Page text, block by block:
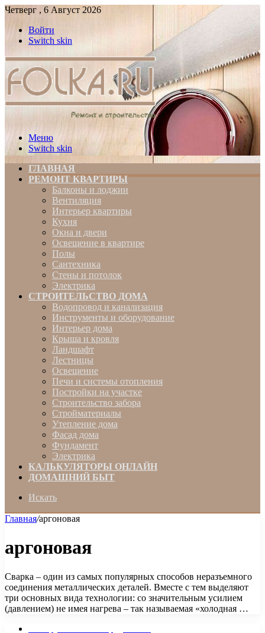
Четверг , 6 Август 2026
Войти
Switch skin
Меню
Switch skin
ГЛАВНАЯ
РЕМОНТ КВАРТИРЫ
Балконы и лоджии
Вентиляция
Интерьер квартиры
Кухня
Окна и двери
Освещение в квартире
Полы
Сантехника
Стены и потолок
Электрика
СТРОИТЕЛЬСТВО ДОМА
Водопровод и канализация
Инструменты и оборудование
Интерьер дома
Крыша и кровля
Ландшафт
Лестницы
Освещение
Печи и системы отопления
Постройки на участке
Строительство забора
Стройматериалы
Утепление дома
Фасад дома
Фундамент
Электрика
КАЛЬКУЛЯТОРЫ ОНЛАЙН
ДОМАШНИЙ БЫТ
Искать
Главная/аргоновая
аргоновая
Сварка – один из самых популярных способов неразъемного
соединения металлических деталей. Вместе с тем выделяют
три основных вида технологии: со значительным усилием
(давлением) не имея нагрева – так называемая «холодная …